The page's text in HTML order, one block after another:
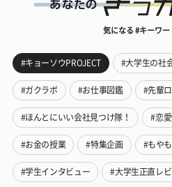
気になる #キーワー
#キョーソウPROJECT #大学生の社
#ガクラボ #お仕事図鑑 #先輩
#ほんとにいい会社見つけ隊！ #恋
#お金の授業 #特集企画 #もや
#学生インタビュー #大学生正直レ